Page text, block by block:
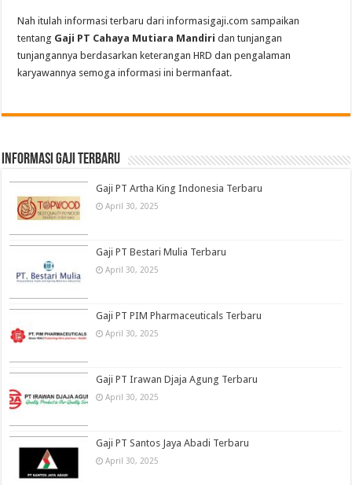
Nah itulah informasi terbaru dari informasigaji.com sampaikan
tentang Gaji PT Cahaya Mutiara Mandiridan tunjangan
tunjangannya berdasarkan keterangan HRD dan pengalaman
karyawannya semoga informasi ini bermanfaat.
informasi gaji terbaru
Gaji PT Artha King Indonesia Terbaru
April 30, 2025
Gaji PT Bestari Mulia Terbaru
April 30, 2025
Gaji PT PIM Pharmaceuticals Terbaru
April 30, 2025
Gaji PT Irawan Djaja Agung Terbaru
April 30, 2025
Gaji PT Santos Jaya Abadi Terbaru
April 30, 2025